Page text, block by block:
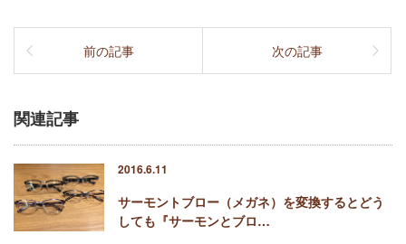
前の記事 次の記事
関連記事
2016.6.11
サーモントブロー（メガネ）を変換するとどう
しても『サーモンとブロ…